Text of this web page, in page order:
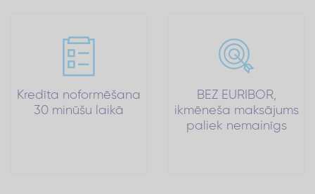
Kredīta noformēšana
30 minūšu laikā
BEZ EURIBOR,
ikmēneša maksājums
paliek nemainīgs